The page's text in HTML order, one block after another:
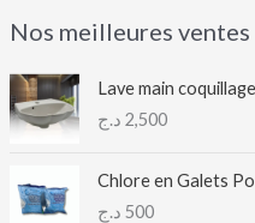
Nos meilleures ventes
Lave main
2,500 د.ج
Chlore en Galets
500 د.ج